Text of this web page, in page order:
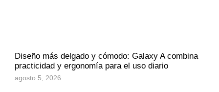
Diseño más delgado y cómodo: Galaxy A combina
practicidad y ergonomía para el uso diario
agosto 5, 2026